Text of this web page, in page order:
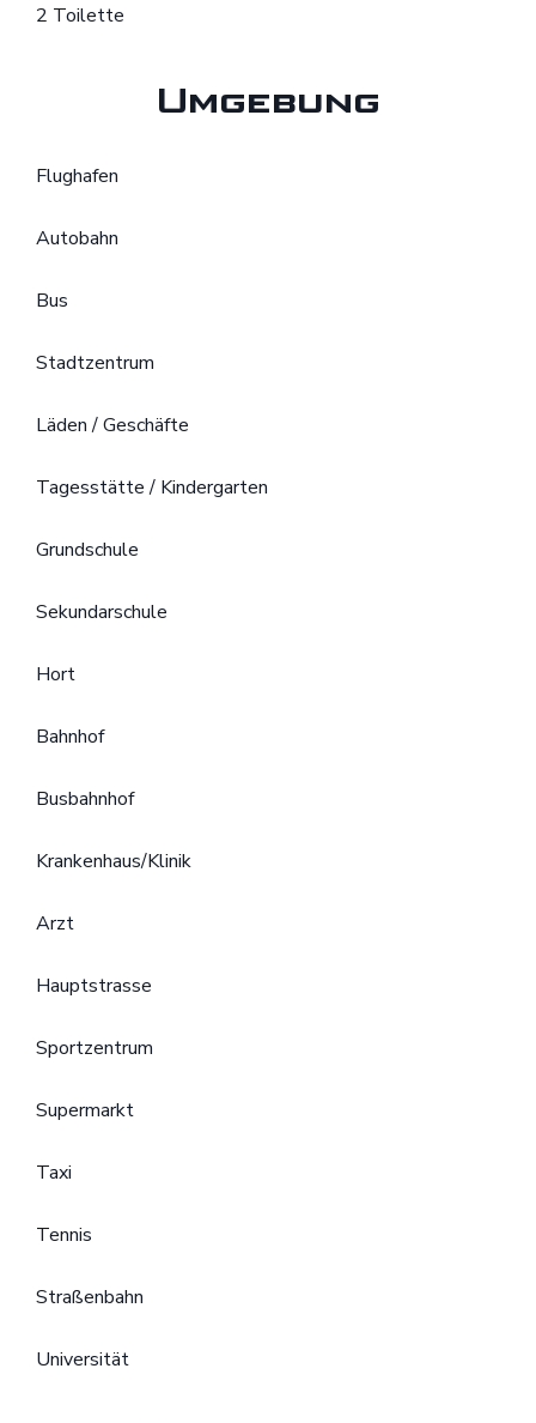
2 Toilette
Umgebung
Flughafen
Autobahn
Bus
Stadtzentrum
Läden / Geschäfte
Tagesstätte / Kindergarten
Grundschule
Sekundarschule
Hort
Bahnhof
Busbahnhof
Krankenhaus/Klinik
Arzt
Hauptstrasse
Sportzentrum
Supermarkt
Taxi
Tennis
Straßenbahn
Universität